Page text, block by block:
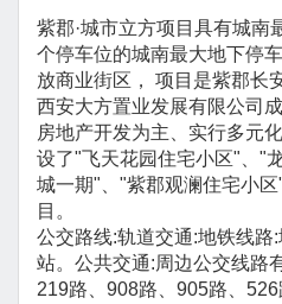
紫郡·城市立方项目具有城南
个停车位的城南最大地下停
放商业街区， 项目是紫郡长
西安大方置业发展有限公司
房地产开发为主、实行多元
设了"飞天花园住宅小区"、"
城一期"、"紫郡观澜住宅小
目。
公交路线:轨道交通:地铁线路
站。公共交通:周边公交线路
219路、908路、905路、